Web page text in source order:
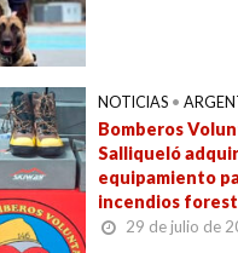
NOTICIAS •
Bomberos
Salliqueló
equipamiento
incendios
29 de julio de